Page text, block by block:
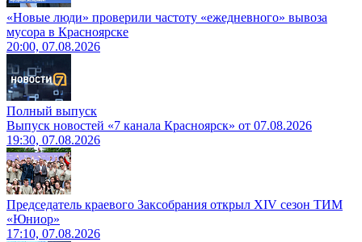
«Новые люди» проверили частоту «ежедневного» вывоза
мусора в Красноярске
20:00, 07.08.2026
Полный выпуск
Выпуск новостей «7 канала Красноярск» от 07.08.2026
19:30, 07.08.2026
Председатель краевого Заксобрания открыл XIV сезон ТИМ
«Юниор»
17:10, 07.08.2026